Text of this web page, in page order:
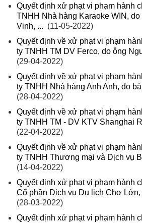
Quyết định xử phạt vi phạm hành
TNHH Nhà hàng Karaoke WIN,
Vinh, ... (11-05-2022)
Quyết định về xử phạt vi phạm
ty TNHH TM DV Ferco, do ông
(29-04-2022)
Quyết định về xử phạt vi phạm
ty TNHH Nhà hàng Anh Anh, do
(28-04-2022)
Quyết định về xử phạt vi phạm
ty TNHH TM - DV KTV Shanghai
(22-04-2022)
Quyết định về xử phạt vi phạm
ty TNHH Thương mại và Dịch vụ
(14-04-2022)
Quyết định xử phạt vi phạm hành
Cổ phần Dịch vụ Du lịch Chợ Lớn,
(28-03-2022)
Quyết định xử phạt vi phạm hành